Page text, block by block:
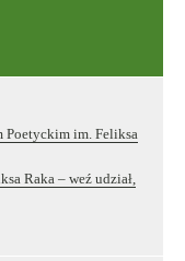
Poetyckim im. Feliksa
Raka – weź udział,